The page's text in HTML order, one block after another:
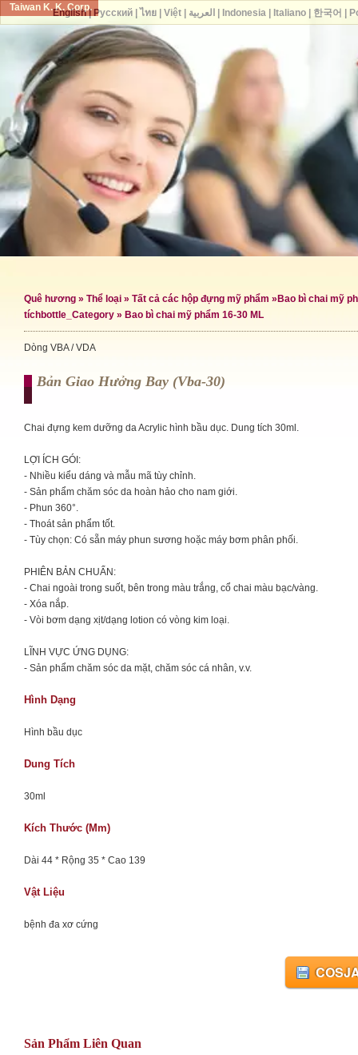
Taiwan K. K. Corp.
Quê hương » Thể loại » Tất cả các hộp đựng mỹ phẩm » Bao bì chai mỹ
tíchbottle_Category » Bao bì chai mỹ phẩm 16-30 ML
Dòng VBA / VDA
Bản Giao Hưởng Bay (vba-30)
Chai đựng kem dưỡng da Acrylic hình bầu dục. Dung tích 30ml.
LỢI ÍCH GÓI:
- Nhiều kiểu dáng và mẫu mã tùy chỉnh.
- Sản phẩm chăm sóc da hoàn hảo cho nam giới.
- Phun 360°.
- Thoát sản phẩm tốt.
- Tùy chọn: Có sẵn máy phun sương hoặc máy bơm phân phối.
PHIÊN BẢN CHUẨN:
- Chai ngoài trong suốt, bên trong màu trắng, cổ chai màu bạc/vàng.
- Xóa nắp.
- Vòi bơm dạng xịt/dạng lotion có vòng kim loại.
LĨNH VỰC ỨNG DỤNG:
- Sản phẩm chăm sóc da mặt, chăm sóc cá nhân, v.v.
Hình Dạng
Hình bầu dục
Dung Tích
30ml
Kích Thước (mm)
Dài 44 * Rộng 35 * Cao 139
Vật Liệu
bệnh đa xơ cứng
Sản Phẩm Liên Quan
English| Русский| ไทย| Việt| العربية Indonesia| Italiano| 한국어